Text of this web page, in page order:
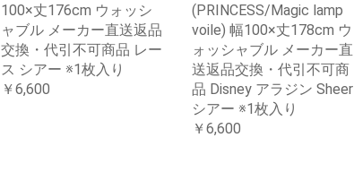
100×丈176cm ウォッシ
ャブル メーカー直送返品
交換・代引不可商品 レー
ス シアー ※1枚入り
￥6,600
(PRINCESS/Magic lamp
voile) 幅100×丈178cm ウ
ォッシャブル メーカー直
送返品交換・代引不可商
品 Disney アラジン Sheer
シアー ※1枚入り
￥6,600